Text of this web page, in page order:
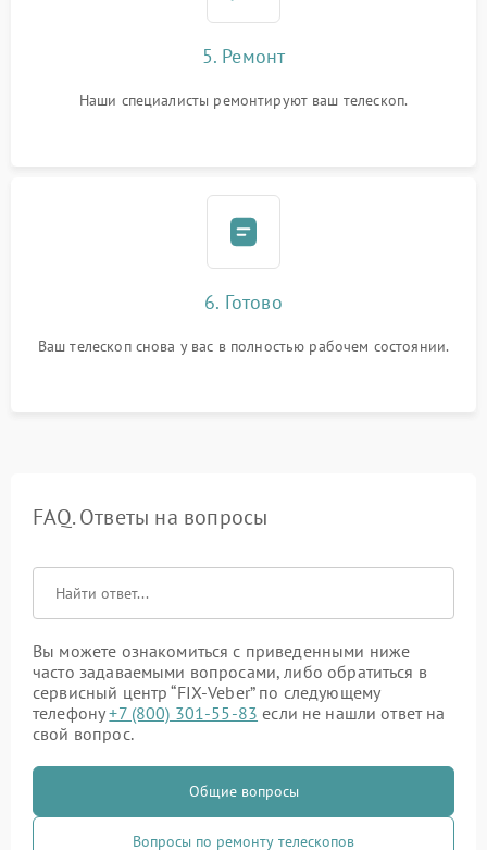
5. Ремонт
Наши специалисты ремонтируют ваш телескоп.
6. Готово
Ваш телескоп снова у вас в полностью рабочем состоянии.
FAQ. Ответы на вопросы
Вы можете ознакомиться с приведенными ниже
часто задаваемыми вопросами, либо обратиться в
сервисный центр “FIX-Veber” по следующему
телефону+7 (800) 301-55-83 если не нашли ответ на
свой вопрос.
Общие вопросы
Вопросы по ремонту телескопов